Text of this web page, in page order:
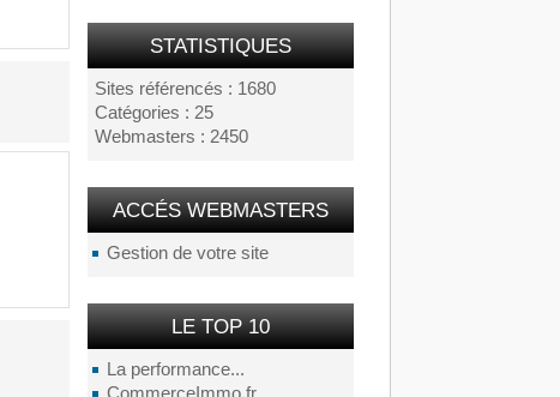
STATISTIQUES
Sites référencés : 1680
Catégories : 25
Webmasters : 2450
ACCÉS WEBMASTERS
Gestion de votre site
LE TOP 10
La performance...